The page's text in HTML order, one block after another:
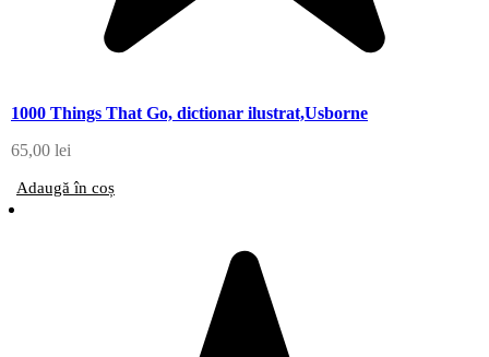
1000 Things That Go, dictionar ilustrat,Usborne
65,00 lei
Adaugă în coș